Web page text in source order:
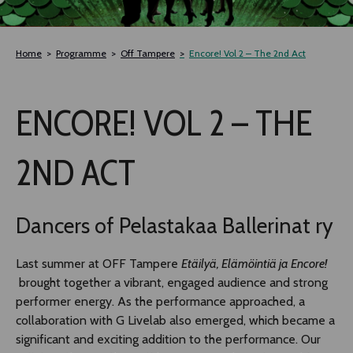
TLAB
NOCTURNAL HAPPENING
SEMINARS, MEETINGS AND MORE
Home Programme Off Tampere Encore! Vol 2 – The 2nd Act
ENCORE! VOL 2 – THE
2ND ACT
Dancers of Pelastakaa Ballerinat ry
Last summer at OFF Tampere Etäilyä, Elämöintiä ja Encore!
brought together a vibrant, engaged audience and strong
performer energy. As the performance approached, a
collaboration with G Livelab also emerged, which became a
significant and exciting addition to the performance. Our